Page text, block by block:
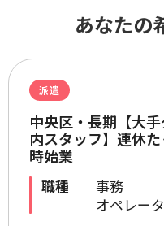
あなたの
派遣
中央区・長期【大
内スタッフ】連休
時始業
職種
事務
オペレー